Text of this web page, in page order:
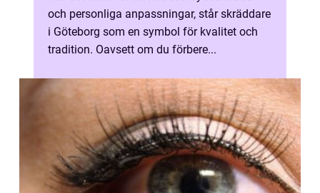
och personliga anpassningar, står skräddare
i Göteborg som en symbol för kvalitet och
tradition. Oavsett om du förbere...